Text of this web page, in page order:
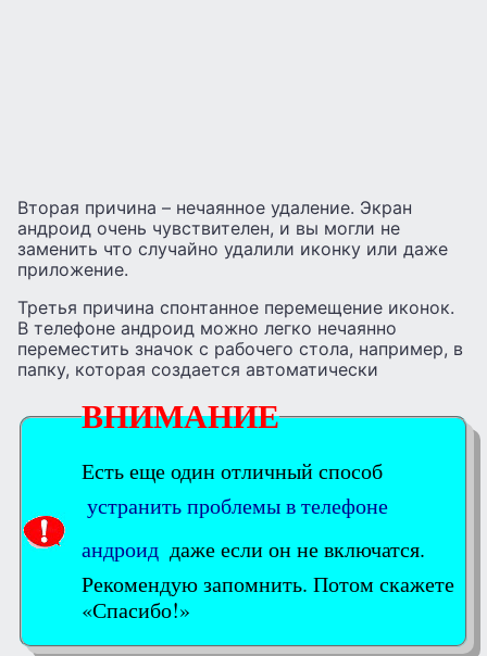
Вторая причина – нечаянное удаление. Экран
андроид очень чувствителен, и вы могли не
заменить что случайно удалили иконку или даже
приложение.
Третья причина спонтанное перемещение иконок.
В телефоне андроид можно легко нечаянно
переместить значок с рабочего стола, например, в
папку, которая создается автоматически
ВНИМАНИЕ
Есть еще один отличный способ
устранить проблемы в телефоне
андроид даже если он не включатся.
Рекомендую запомнить. Потом скажете
«Спасибо!»